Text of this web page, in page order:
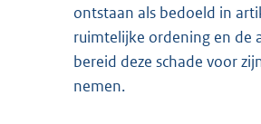
ontstaan als bedoeld in
ruimtelijke ordening en de
bereid deze schade voor
nemen.